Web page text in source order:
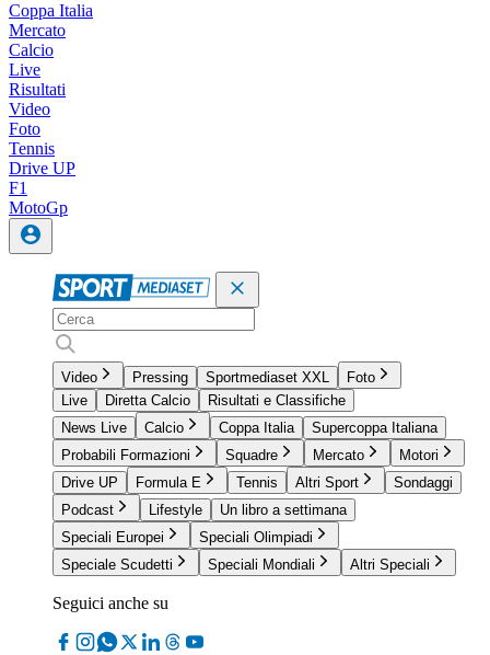
Coppa Italia
Mercato
Calcio
Live
Risultati
Video
Foto
Tennis
Drive UP
F1
MotoGp
Video Pressing Sportmediaset XXL
Foto
Live
Diretta Calcio
Risultati e Classifiche
News Live
Calcio Coppa Italia
Supercoppa Italiana
Probabili Formazioni
Squadre Mercato
Motori
Drive UP
Formula E Tennis Altri Sport
Sondaggi
Podcast
Lifestyle
Un libro a settimana
Speciali Europei
Speciali Olimpiadi
Speciale Scudetti
Speciali Mondiali Altri Speciali
Seguici anche su